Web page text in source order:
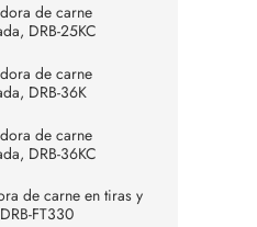
de carne
DRB-25KC
de carne
DRB-36K
de carne
DRB-36KC
de carne en tiras y
FT330